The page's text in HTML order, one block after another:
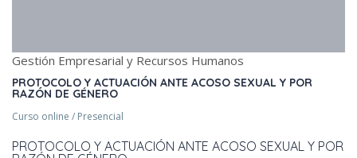
Gestión Empresarial y Recursos Humanos
PROTOCOLO Y ACTUACIÓN ANTE ACOSO SEXUAL Y POR
RAZÓN DE GÉNERO
Curso online / Presencial
PROTOCOLO Y ACTUACIÓN ANTE ACOSO SEXUAL Y POR